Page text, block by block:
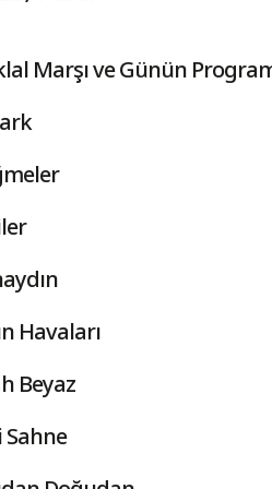
Marşı ve Günün Program
Havaları
Beyaz
Sahne